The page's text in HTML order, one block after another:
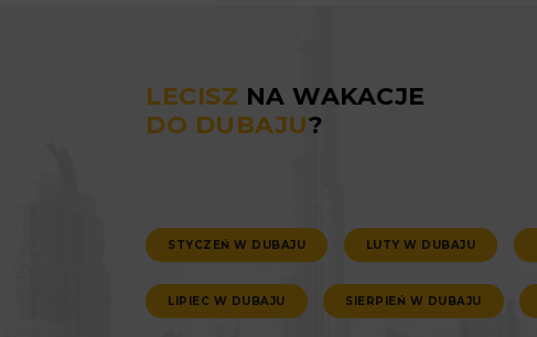
LECISZ NA WAKACJE
DO DUBAJU?
STYCZEŃ W DUBAJU LUTY W DUBAJU
LIPIEC W DUBAJU SIERPIEŃ W DUBAJU